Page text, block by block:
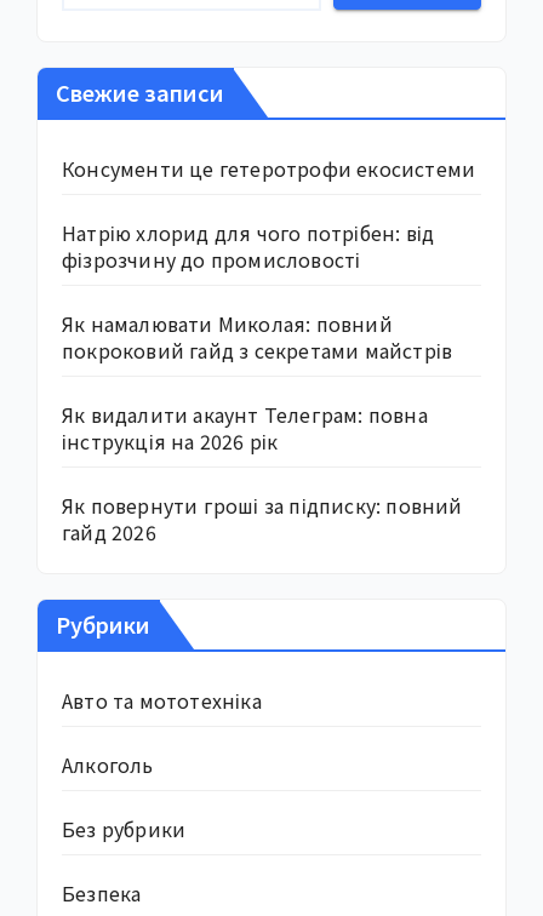
Свежие записи
Консументи це гетеротрофи екосистеми
Натрію хлорид для чого потрібен: від
фізрозчину до промисловості
Як намалювати Миколая: повний
покроковий гайд з секретами майстрів
Як видалити акаунт Телеграм: повна
інструкція на 2026 рік
Як повернути гроші за підписку: повний
гайд 2026
Рубрики
Авто та мототехніка
Алкоголь
Без рубрики
Безпека